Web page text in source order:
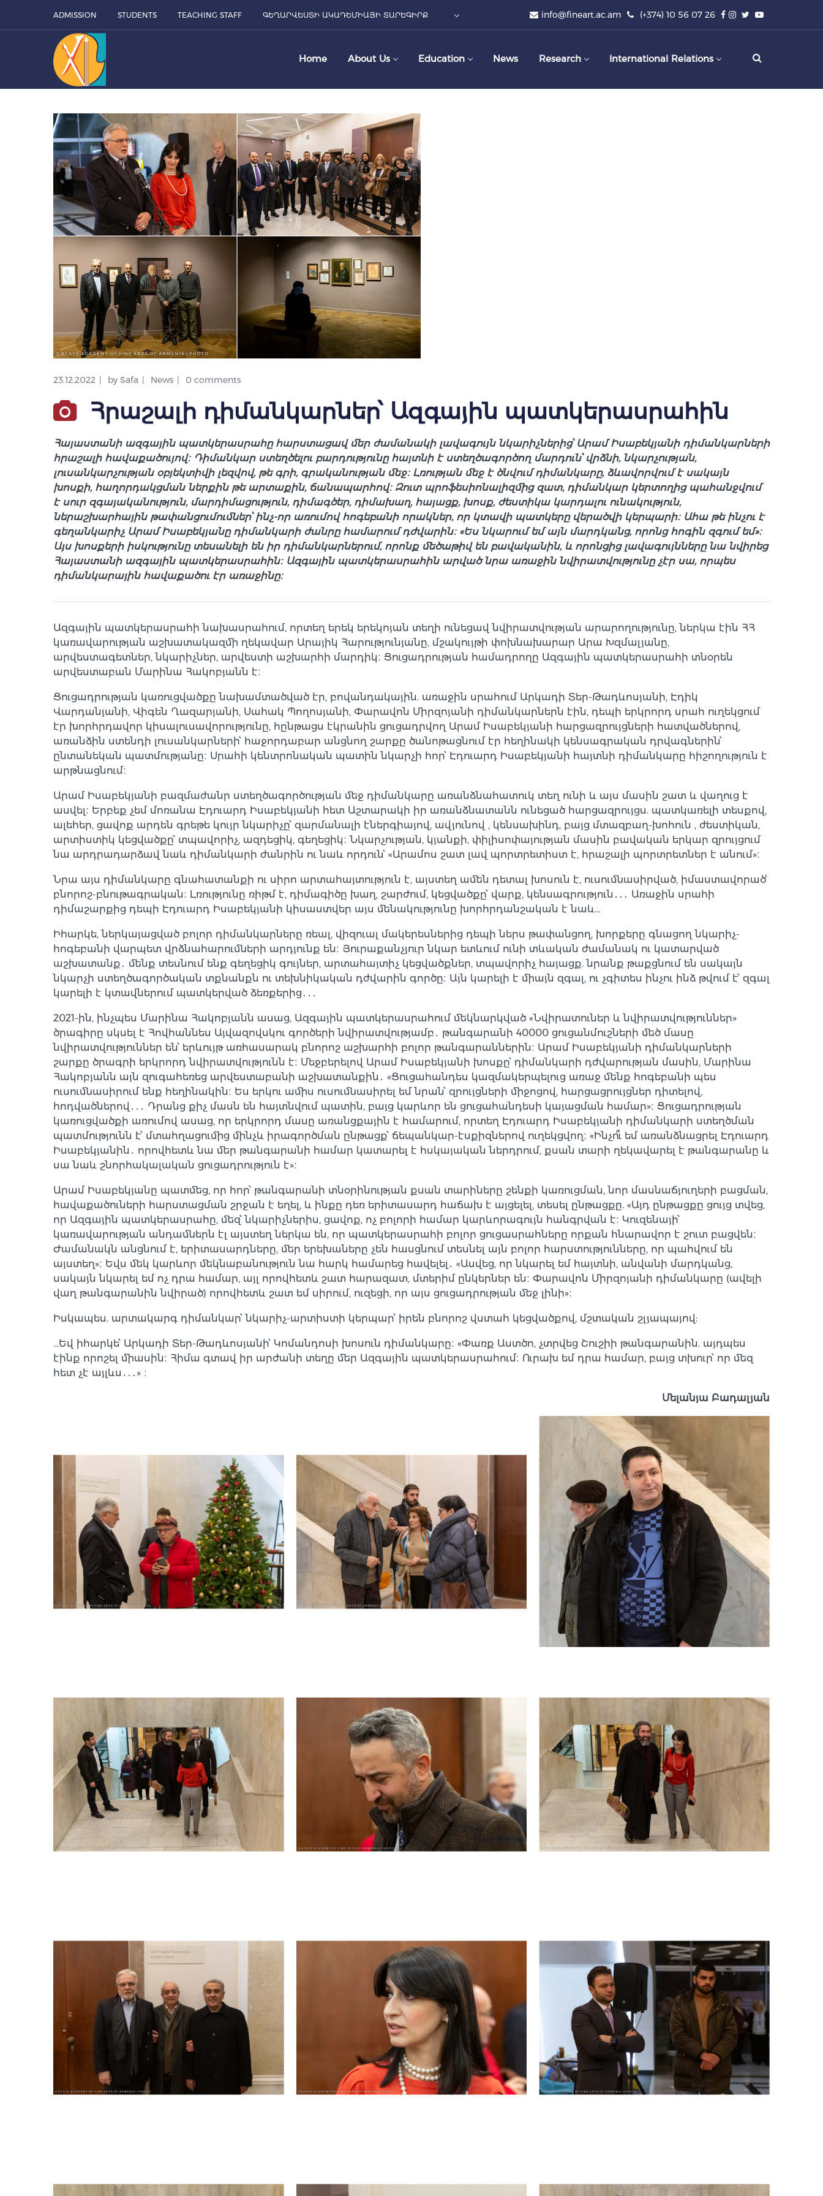
ADMISSION STUDENTS TEACHING STAFF ԳԵՂԱՐՎԵՍՏԻ ԱԿԱԴԵՄԻԱՅԻ ՏԱՐԵԳԻՐՔ info@fineart.ac.am (+374) 10 56 07 26
Home About Us Education News Research International Relations
23.12.2022 by Safa News 0 comments
Հրաշալի դիմանկարներ՝ Ազգային պատկերասրահին
Հայաստանի ազգային պատկերասրահը հարստացավ մեր ժամանակի լավագույն նկարիչներից՝ Արամ Իսաբեկյանի դիմանկարների
հրաշալի հավաքածույով։ Դիմանկար ստեղծելու բարդությունը հայտնի է ստեղծագործող մարդուն՝ վրձնի, նկարչության,
լուսանկարչության օբյեկտիվի լեզվով, թե գրի, գրականության մեջ։ Լռության մեջ է ծնվում դիմանկարը, ձևավորվում է սակայն
խոսքի, հաղորդակցման ներքին թե արտաքին, ճանապարհով։ Զուտ պրոֆեսիոնալիզմից զատ, դիմանկար կերտողից պահանջվում
է սուր զգայականություն, մարդիմացություն, դիմագծեր, դիմախաղ, հայացք, խոսք, ժեստիկա կարդալու ունակություն,
ներաշխարհային թափանցումումներ՝ ինչ-որ առումով հոգեբանի որակներ, որ կտավի պատկերը վերածվի կերպարի։ Ահա թե ինչու է
գեղանկարիչ Արամ Իսաբեկյանը դիմանկարի ժանրը համարում դժվարին։ «Ես նկարում եմ այն մարդկանց, որոնց հոգին զգում եմ»։
Այս խոսքերի իսկությունը տեսանելի են իր դիմանկարներում, որոնք մեծաթիվ են բավականին, և որոնցից լավագույնները նա նվիրեց
Հայաստանի ազգային պատկերասրահին։ Ազգային պատկերասրահին արված նրա առաջին նվիրատվությունը չէր սա, որպես
դիմանկարային հավաքածու էր առաջինը։
Ազգային պատկերասրահի նախասրահում, որտեղ երեկ երեկոյան տեղի ունեցավ նվիրատվության արարողությունը, ներկա էին ՀՀ
կառավարության աշխատակազմի ղեկավար Արայիկ Հարությունյանը, մշակույթի փոխնախարար Արա Խզմալյանը,
արվեստագետներ, նկարիչներ, արվեստի աշխարհի մարդիկ։ Ցուցադրության համադրողը Ազգային պատկերասրահի տնօրեն
արվեստաբան Մարինա Հակոբյանն է։
Ցուցադրության կառուցվածքը նախամտածված էր, բովանդակային. առաջին սրահում Արկադի Տեր-Թադևոսյանի, Էդիկ
Վարդանյանի, Վիգեն Ղազարյանի, Սահակ Պողոսյանի, Փարավոն Միրզոյանի դիմանկարներն էին, դեպի երկրորդ սրահ ուղեկցում
էր խորհրդավոր կիսալուսավորությունը, հընթացս էկրանին ցուցադրվող Արամ Իսաբեկյանի հարցազրույցների հատվածներով,
առանձին ստենդի լուսանկարների՝ հաջորդաբար անցնող շարքը ծանոթացնում էր հեղինակի կենսագրական դրվագներին՝
ընտանեկան պատմությանը։ Սրահի կենտրոնական պատին նկարչի հոր՝ Էդուարդ Իսաբեկյանի հայտնի դիմանկարը հիշողություն է
արթնացնում։
Արամ Իսաբեկյանի բազմաժանր ստեղծագործության մեջ դիմանկարը առանձնահատուկ տեղ ունի և այս մասին շատ և վաղուց է
ասվել։ Երբեք չեմ մոռանա Էդուարդ Իսաբեկյանի հետ Աշտարակի իր առանձնատանն ունեցած հարցազրույցս. պատկառելի տեսքով,
ալեհեր, ցավոք արդեն գրեթե կույր նկարիչը՝ զարմանալի էներգիայով, ավյունով , կենսախինդ, բայց մտազբաղ-խոհուն , ժեստիկան,
արտիստիկ կեցվածքը՝ տպավորիչ, ազդեցիկ, գեղեցիկ։ Նկարչության, կյանքի, փիլիսոփայության մասին բավական երկար զրույցում
նա արդրադարձավ նաև դիմանկարի ժանրին ու նաև որդուն՝ «Արամոս շատ լավ պորտրետիստ է, հրաշալի պորտրետներ է անում»։
Նրա այս դիմանկարը գնահատանքի ու սիրո արտահայտություն է, այստեղ ամեն դետալ խոսուն է, ուսումնասիրված, իմաստավորած՝
բնորոշ-բնութագրական։ Լռությունը ռիթմ է, դիմագիծը խաղ, շարժում, կեցվածքը՝ վարք, կենսագրություն․․․ Առաջին սրահի
դիմաշարքից դեպի Էդուարդ Իսաբեկյանի կիսաստվեր այս մենակությունը խորհրդանշական է նաև…
Իհարկե, ներկայացված բոլոր դիմանկարները ռեալ, վիզուալ մակերեսներից դեպի ներս թափանցող, խորքերը գնացող նկարիչ-
հոգեբանի վարպետ վրձնահարումների արդյունք են։ Յուրաքանչյուր նկար ետևում ունի տևական ժամանակ ու կատարված
աշխատանք․ մենք տեսնում ենք գեղեցիկ գույներ, արտահայտիչ կեցվածքներ, տպավորիչ հայացք. նրանք թաքցնում են սակայն
նկարչի ստեղծագործական տքնանքն ու տեխնիկական դժվարին գործը։ Այն կարելի է միայն զգալ, ու չգիտես ինչու ինձ թվում է՝ զգալ
կարելի է կտավներում պատկերված ձեռքերից․․․
2021-ին, ինչպես Մարինա Հակոբյանն ասաց, Ազգային պատկերասրահում մեկնարկված «Նվիրատուներ և նվիրատվություններ»
ծրագիրը սկսել է Հովհաննես Այվազովսկու գործերի նվիրատվությամբ․ թանգարանի 40000 ցուցանմուշների մեծ մասը
նվիրատվություններ են՝ երևույթ առհասարակ բնորոշ աշխարհի բոլոր թանգարաններին։ Արամ Իսաբեկյանի դիմանկարների
շարքը ծրագրի երկրորդ նվիրատվությունն է։ Մեջբերելով Արամ Իսաբեկյանի խոսքը՝ դիմանկարի դժվարության մասին, Մարինա
Հակոբյանն այն զուգահեռեց արվեստաբանի աշխատանքին․ «Ցուցահանդես կազմակերպելուց առաջ մենք հոգեբանի պես
ուսումնասիրում ենք հեղինակին։ Ես երկու ամիս ուսումնասիրել եմ նրան՝ զրույցների միջոցով, հարցացրույցներ դիտելով,
հոդվածներով․․․ Դրանց քիչ մասն են հայտնվում պատին, բայց կարևոր են ցուցահանդեսի կայացման համար»։ Ցուցադրության
կառուցվածքի առումով ասաց, որ երկրորդ մասը առանցքային է համարում, որտեղ Էդուարդ Իսաբեկյանի դիմանկարի ստեղծման
պատմությունն է՝ մտահղացումից մինչև իրագործման ընթացք՝ ճեպանկար-էսքիզներով ուղեկցվող։ «Ինչո՞ւ եմ առանձնացրել Էդուարդ
Իսաբեկյանին․ որովհետև նա մեր թանգարանի համար կատարել է հսկայական ներդրում, քսան տարի ղեկավարել է թանգարանը և
սա նաև շնորհակալական ցուցադրություն է»։
Արամ Իսաբեկյանը պատմեց, որ հոր՝ թանգարանի տնօրինության քսան տարիները շենքի կառուցման, նոր մասնաճյուղերի բացման,
հավաքածուների հարստացման շրջան է եղել, և ինքը դեռ երիտասարդ հաճախ է այցելել, տեսել ընթացքը. «Այդ ընթացքը ցույց տվեց,
որ Ազգային պատկերասրահը, մեզ՝ նկարիչներիս, ցավոք, ոչ բոլորի համար կարևորագույն հանգրվան է։ Կուզենայի՝
կառավարության անդամներն էլ այստեղ ներկա են, որ պատկերասրահի բոլոր ցուցասրահները որքան հնարավոր է շուտ բացվեն։
Ժամանակն անցնում է, երիտասարդները, մեր երեխաները չեն հասցնում տեսնել այն բոլոր հարստությունները, որ պահվում են
այստեղ»։ Եվս մեկ կարևոր մեկնաբանություն նա հարկ համարեց հավելել․ «Ասվեց, որ նկարել եմ հայտնի, անվանի մարդկանց,
սակայն նկարել եմ ոչ դրա համար, այլ որովհետև շատ հարազատ, մտերիմ ընկերներ են։ Փարավոն Միրզոյանի դիմանկարը (ավելի
վաղ թանգարանին նվիրած) որովհետև շատ եմ սիրում, ուզեցի, որ այս ցուցադրության մեջ լինի»։
Իսկապես. արտակարգ դիմանկար՝ նկարիչ-արտիստի կերպար՝ իրեն բնորոշ վստահ կեցվածքով, մշտական շլյապայով:
…Եվ իհարկե՝ Արկադի Տեր-Թադևոսյանի՝ Կոմանդոսի խոսուն դիմանկարը։ «Փառք Աստծո, չտրվեց Շուշիի թանգարանին. այդպես
էինք որոշել միասին։ Հիմա գտավ իր արժանի տեղը մեր Ազգային պատկերասրահում։ Ուրախ եմ դրա համար, բայց տխուր՝ որ մեզ
հետ չէ այլևս․․․» ։
Մելանյա Բադալյան